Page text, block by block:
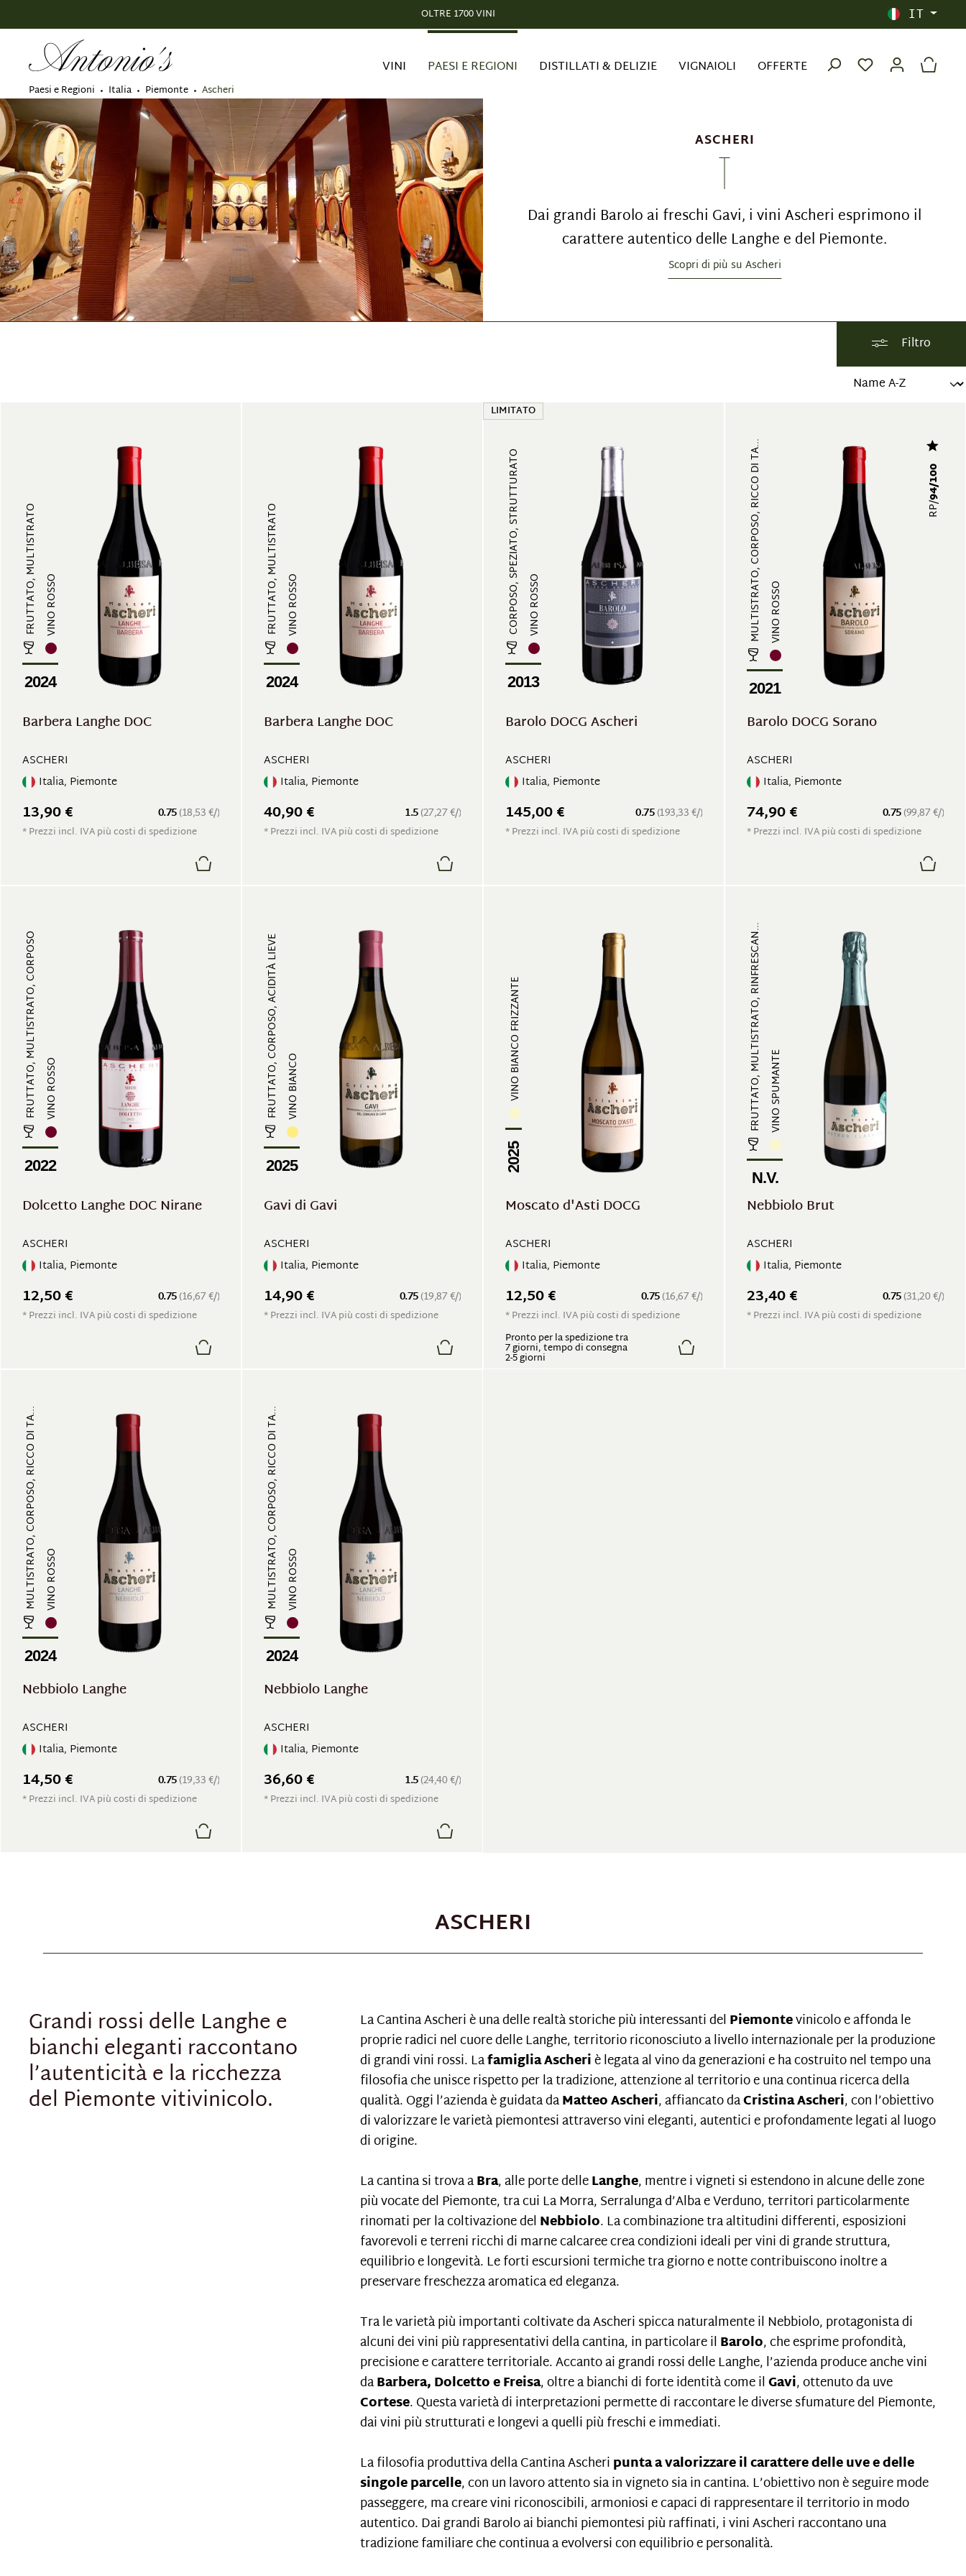
OLTRE 1700 VINI IT
Paesi e Regioni Italia Piemonte Ascheri
VINI PAESI E REGIONI DISTILLATI & DELIZIE VIGNAIOLI OFFERTE
ASCHERI
Dai grandi Barolo ai freschi Gavi, i vini Ascheri esprimono il
carattere autentico delle Langhe e del Piemonte.
Scopri di più su Ascheri
Filtro
FRUTTATO, MULTISTRATOVINO ROSSO
2024
Barbera Langhe DOC
ASCHERI
Italia, Piemonte
0.75(18,53 €/)
13,90 €
* Prezzi incl. IVA più costi di spedizione
FRUTTATO, MULTISTRATOVINO ROSSO
2024
Barbera Langhe DOC
ASCHERI
Italia, Piemonte
1.5(27,27 €/)
40,90 €
* Prezzi incl. IVA più costi di spedizione
LIMITATO
CORPOSO, SPEZIATO, STRUTTURATOVINO ROSSO
2013
Barolo DOCG Ascheri
ASCHERI
Italia, Piemonte
0.75(193,33 €/)
145,00 €
* Prezzi incl. IVA più costi di spedizione
MULTISTRATO, CORPOSO, RICCO DI TA...VINO ROSSO
2021
RP/
94/100
Barolo DOCG Sorano
ASCHERI
Italia, Piemonte
0.75(99,87 €/)
74,90 €
* Prezzi incl. IVA più costi di spedizione
FRUTTATO, MULTISTRATO, CORPOSOVINO ROSSO
2022
Dolcetto Langhe DOC Nirane
ASCHERI
Italia, Piemonte
0.75(16,67 €/)
12,50 €
* Prezzi incl. IVA più costi di spedizione
FRUTTATO, CORPOSO, ACIDITÀ LIEVEVINO BIANCO
2025
Gavi di Gavi
ASCHERI
Italia, Piemonte
0.75(19,87 €/)
14,90 €
* Prezzi incl. IVA più costi di spedizione
VINO BIANCO FRIZZANTE
2025
Moscato d'Asti DOCG
ASCHERI
Italia, Piemonte
0.75(16,67 €/)
12,50 €
* Prezzi incl. IVA più costi di spedizione
Pronto per la spedizione tra
7 giorni, tempo di consegna
2-5 giorni
FRUTTATO, MULTISTRATO, RINFRESCAN...VINO SPUMANTE
N.V.
Nebbiolo Brut
ASCHERI
Italia, Piemonte
0.75(31,20 €/)
23,40 €
* Prezzi incl. IVA più costi di spedizione
MULTISTRATO, CORPOSO, RICCO DI TA...VINO ROSSO
2024
Nebbiolo Langhe
ASCHERI
Italia, Piemonte
0.75(19,33 €/)
14,50 €
* Prezzi incl. IVA più costi di spedizione
MULTISTRATO, CORPOSO, RICCO DI TA...VINO ROSSO
2024
Nebbiolo Langhe
ASCHERI
Italia, Piemonte
1.5(24,40 €/)
36,60 €
* Prezzi incl. IVA più costi di spedizione
ASCHERI
Grandi rossi delle Langhe e
bianchi eleganti raccontano
l’autenticità e la ricchezza
del Piemonte vitivinicolo.
La Cantina Ascheri è una delle realtà storiche più interessanti delPiemontevinicolo e affonda le
proprie radici nel cuore delle Langhe, territorio riconosciuto a livello internazionale per la produzione
di grandi vini rossi. Lafamiglia Ascheriè legata al vino da generazioni e ha costruito nel tempo una
filosofia che unisce rispetto per la tradizione, attenzione al territorio e una continua ricerca della
qualità. Oggi l’azienda è guidata daMatteo Ascheri, affiancato daCristina Ascheri, con l’obiettivo
di valorizzare le varietà piemontesi attraverso vini eleganti, autentici e profondamente legati al luogo
di origine.
La cantina si trova aBra, alle porte delleLanghe, mentre i vigneti si estendono in alcune delle zone
più vocate del Piemonte, tra cui La Morra, Serralunga d’Alba e Verduno, territori particolarmente
rinomati per la coltivazione delNebbiolo. La combinazione tra altitudini differenti, esposizioni
favorevoli e terreni ricchi di marne calcaree crea condizioni ideali per vini di grande struttura,
equilibrio e longevità. Le forti escursioni termiche tra giorno e notte contribuiscono inoltre a
preservare freschezza aromatica ed eleganza.
Tra le varietà più importanti coltivate da Ascheri spicca naturalmente il Nebbiolo, protagonista di
alcuni dei vini più rappresentativi della cantina, in particolare ilBarolo, che esprime profondità,
precisione e carattere territoriale. Accanto ai grandi rossi delle Langhe, l’azienda produce anche vini
daBarbera, Dolcetto e Freisa, oltre a bianchi di forte identità come ilGavi, ottenuto da uve
Cortese. Questa varietà di interpretazioni permette di raccontare le diverse sfumature del Piemonte,
dai vini più strutturati e longevi a quelli più freschi e immediati.
La filosofia produttiva della Cantina Ascheripunta a valorizzare il carattere delle uve e delle
singole parcelle, con un lavoro attento sia in vigneto sia in cantina. L’obiettivo non è seguire mode
passeggere, ma creare vini riconoscibili, armoniosi e capaci di rappresentare il territorio in modo
autentico. Dai grandi Barolo ai bianchi piemontesi più raffinati, i vini Ascheri raccontano una
tradizione familiare che continua a evolversi con equilibrio e personalità.